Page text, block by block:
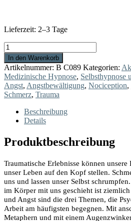
Lieferzeit: 2–3 Tage
Trauma
ist
ziemlich
strange
Menge
In den Warenkorb
Artikelnummer: B C089 Kategorien:
Medizinische Hypnose, Selbsthypnose
Angst, Angstbewältigung, Nociception,
Schmerz, Trauma
Beschreibung
Details
Produktbeschreibung
Traumatische Erlebnisse können
unser Leben auf den Kopf stellen.
uns und lassen unser Selbst
im Körper mit uns geschieht ist ziemlich
und Angst sind die drei Themen, die
Arbeit am häufigsten begegnen. Mit
Metaphern und mit einem